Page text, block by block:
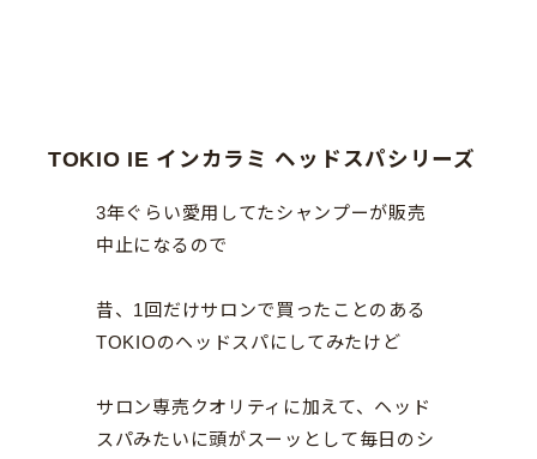
TOKIO IE インカラミ ヘッドスパシリーズ
3年ぐらい愛用してたシャンプーが販売
中止になるので
昔、1回だけサロンで買ったことのある
TOKIOのヘッドスパにしてみたけど
サロン専売クオリティに加えて、ヘッド
スパみたいに頭がスーッとして毎日のシ